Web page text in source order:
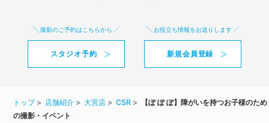
撮影のご予約はこちらから
スタジオ予約
お役立ち情報をお送りします
新規会員登録
トップ 店舗紹介 大宮店 CSR
【ぽ ぽ ぽ】障がいを持つお子様のため
の撮影・イベント